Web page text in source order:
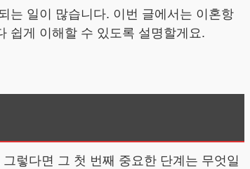
는 일이 많습니다. 이번 글에서는 이혼항
쉽게 이해할 수 있도록 설명할게요.
렇다면 그 첫 번째 중요한 단계는 무엇일